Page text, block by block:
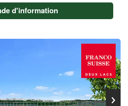
d'information